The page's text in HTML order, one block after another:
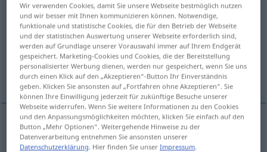
Widerlagern
Übersicht aller Übersetzungen
(Für mehr Details die Übersetzung anklicken/antippen)
contrafuerte, machón, espolón, apoyo
contrafuertem Widerlager ARCH
Wir verwenden Cookies, damit Sie unsere Webseite bestmöglich nutzen
und wir besser mit Ihnen kommunizieren können. Notwendige,
funktionale und statistische Cookies, die für den Betrieb der Webseite
und der statistischen Auswertung unserer Webseite erforderlich sind,
werden auf Grundlage unserer Vorauswahl immer auf Ihrem Endgerät
gespeichert. Marketing-Cookies und Cookies, die der Bereitstellung
personalisierter Werbung dienen, werden nur gespeichert, wenn Sie uns
durch einen Klick auf den „Akzeptieren“-Button Ihr Einverständnis
geben. Klicken Sie ansonsten auf „Fortfahren ohne Akzeptieren“. Sie
können Ihre Einwilligung jederzeit für zukünftige Besuche unserer
Webseite widerrufen. Wenn Sie weitere Informationen zu den Cookies
und den Anpassungsmöglichkeiten möchten, klicken Sie einfach auf den
Button „Mehr Optionen“. Weitergehende Hinweise zu der
Datenverarbeitung entnehmen Sie ansonsten unserer
Datenschutzerklärung. Hier finden Sie unserImpressum.